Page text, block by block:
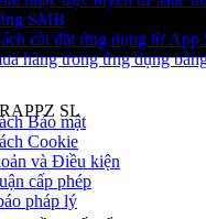
SMB
cài đặt ứng dụng từ App
hàng trong ứng dụng
Bảo mật
Cookie
và Điều kiện
cấp phép
pháp lý
SL